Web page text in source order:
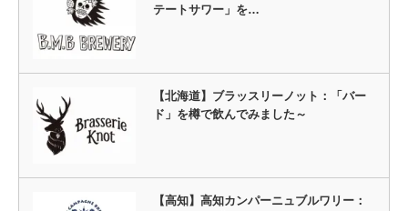
テートサワー」を…
【北海道】ブラッスリーノット：「バー
ド」を樽で飲んでみました～
【高知】高知カンパーニュブルワリー：